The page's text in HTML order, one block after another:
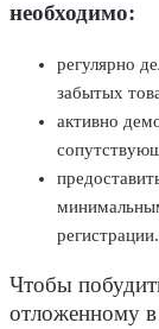
необходимо:
регулярно
забытых
активно
регистрации.
Чтобы
отложенному в